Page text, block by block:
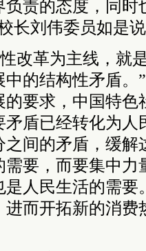
责的态度，同时
长刘伟委员如是
改革为主线，就
的结构性矛盾。
的要求，中国特色
盾已经转化为人
间的矛盾，缓解
要，而要集中力
人民生活的需要
进而开拓新的消